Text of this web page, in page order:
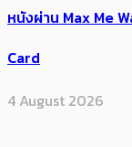
หนังผ่าน Max Me
Card
4 August 2026